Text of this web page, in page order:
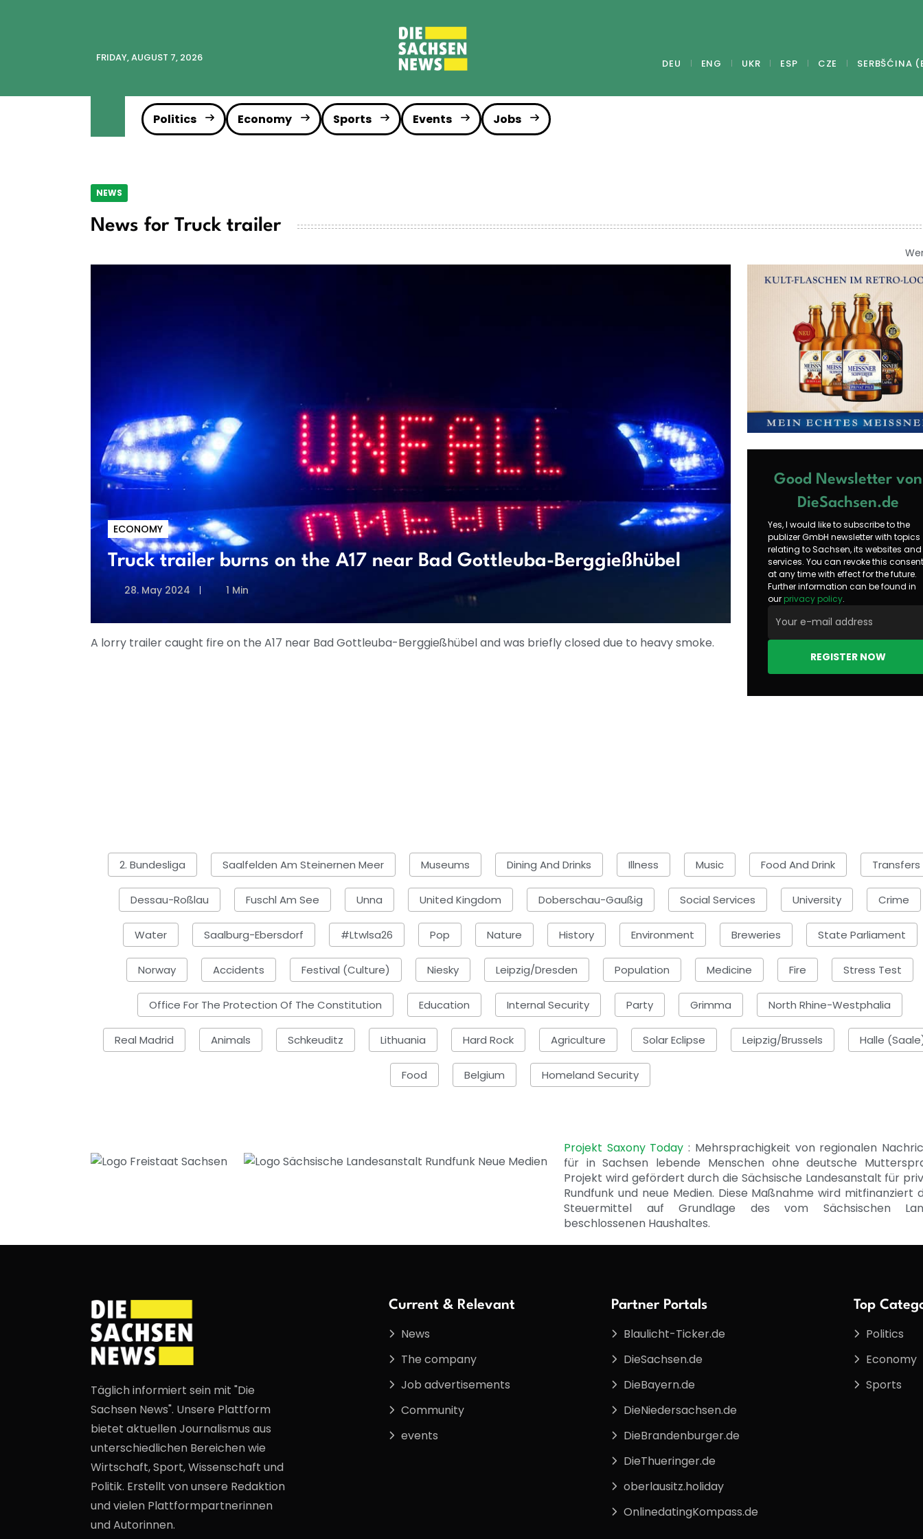
FRIDAY, AUGUST 7, 2026 DEU ENG UKR ESP CZE SERBŠĆINA
Politics Economy Sports Events Jobs
NEWS
News for Truck trailer
ECONOMY
Truck trailer burns on the A17 near Bad Gottleuba-Berggießhübel
28. May 2024 1 Min
A lorry trailer caught fire on the A17 near Bad Gottleuba-Berggießhübel and was briefly closed due to heavy smoke.
Good Newsletter von
DieSachsen.de
Yes, I would like to subscribe to the
publizer GmbH newsletter with topics
relating to Sachsen, its websites and
services. You can revoke this consent
at any time with effect for the future.
Further information can be found in
our privacy policy.
REGISTER NOW
2. Bundesliga Saalfelden Am Steinernen Meer Museums Dining And Drinks Illness Music Food And Drink Transfers
Dessau-Roßlau Fuschl Am See Unna United Kingdom Doberschau-Gaußig Social Services University Crime
Water Saalburg-Ebersdorf #ltwlsa26 Pop Nature History Environment Breweries State Parliament
Norway Accidents Festival (Culture) Niesky Leipzig/Dresden Population Medicine Fire Stress Test
Office For The Protection Of The Constitution Education Internal Security Party Grimma North Rhine-Westphalia
Real Madrid Animals Schkeuditz Lithuania Hard Rock Agriculture Solar Eclipse Leipzig/Brussels Halle
Food Belgium Homeland Security
Projekt Saxony Today: Mehrsprachigkeit von regionalen
für in Sachsen lebende Menschen ohne deutsche
Projekt wird gefördert durch die Sächsische Landesanstalt für
Rundfunk und neue Medien. Diese Maßnahme wird mitfinanziert
Steuermittel auf Grundlage des vom Sächsischen
beschlossenen Haushaltes.
Täglich informiert sein mit "Die
Sachsen News". Unsere Plattform
bietet aktuellen Journalismus aus
unterschiedlichen Bereichen wie
Wirtschaft, Sport, Wissenschaft und
Politik. Erstellt von unsere Redaktion
und vielen Plattformpartnerinnen
und Autorinnen.
Current & Relevant
News
The company
Job advertisements
Community
events
Partner Portals
Blaulicht-Ticker.de
DieSachsen.de
DieBayern.de
DieNiedersachsen.de
DieBrandenburger.de
DieThueringer.de
oberlausitz.holiday
OnlinedatingKompass.de
Top
Politics
Economy
Sports